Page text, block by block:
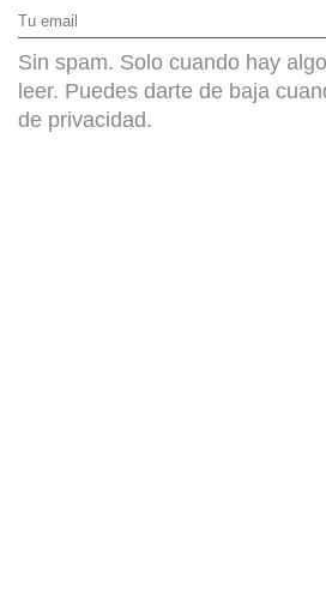
Sin spam. Solo cuando hay
leer. Puedes darte de baja
de privacidad.